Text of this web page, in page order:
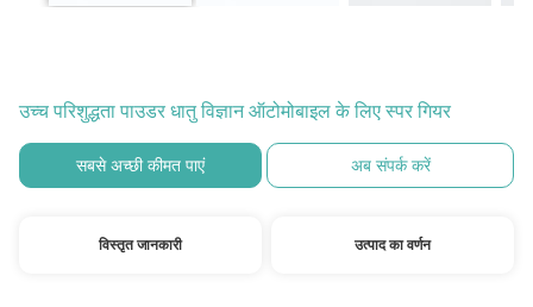
उच्च परिशुद्धता पाउडर धातु विज्ञान ऑटोमोबाइल के लिए स्पर गियर
सबसे अच्छी कीमत पाएं अब संपर्क करें
विस्तृत जानकारी उत्पाद का वर्णन